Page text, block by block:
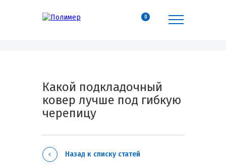
0
Какой подкладочный
ковер лучше под гибкую
черепицу
Назад к списку статей